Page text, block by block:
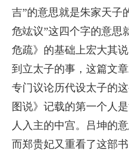
吉”的意思就是朱家天子
危竑议”这四个字的意思
危疏》的基础上宏大其
到立太子的事，这篇文
专门议论历代设太子的
图说》记载的第一个人
人入主的中宫。吕坤的
而郑贵妃又重看了这部